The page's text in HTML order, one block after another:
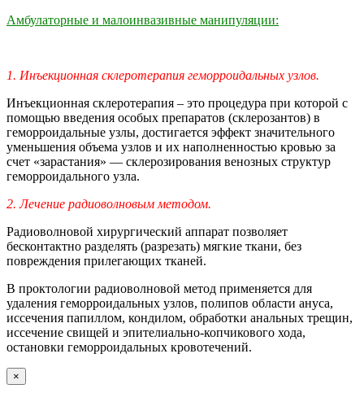
Амбулаторные и малоинвазивные манипуляции:
1. Инъекционная склеротерапия геморроидальных узлов.
Инъекционная склеротерапия – это процедура при которой с
помощью введения особых препаратов (склерозантов) в
геморроидальные узлы, достигается эффект значительного
уменьшения объема узлов и их наполненностью кровью за
счет «зарастания» — склерозирования венозных структур
геморроидального узла.
2. Лечение радиоволновым методом.
Радиоволновой хирургический аппарат позволяет
бесконтактно разделять (разрезать) мягкие ткани, без
повреждения прилегающих тканей.
В проктологии радиоволновой метод применяется для
удаления геморроидальных узлов, полипов области ануса,
иссечения папиллом, кондилом, обработки анальных трещин,
иссечение свищей и эпителиально-копчикового хода,
остановки геморроидальных кровотечений.
×